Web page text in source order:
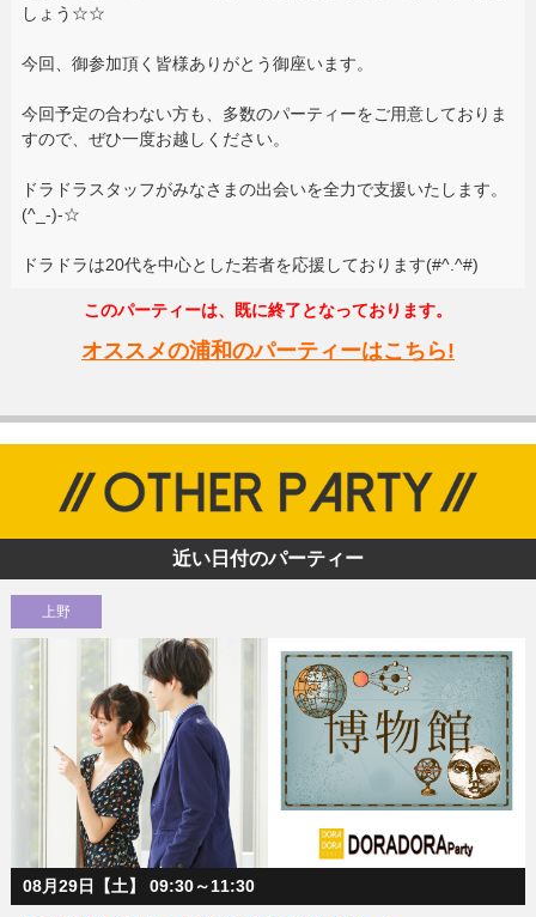
しょう☆☆
今回、御参加頂く皆様ありがとう御座います。
今回予定の合わない方も、多数のパーティーをご用意しておりま
すので、ぜひ一度お越しください。
ドラドラスタッフがみなさまの出会いを全力で支援いたします。
(^_-)-☆
ドラドラは20代を中心とした若者を応援しております(#^.^#)
このパーティーは、既に終了となっております。
オススメの浦和のパーティーはこちら!
近い日付のパーティー
上野
08月29日【土】 09:30～11:30